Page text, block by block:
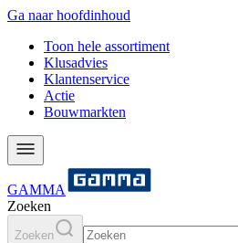
Ga naar hoofdinhoud
Toon hele assortiment
Klusadvies
Klantenservice
Actie
Bouwmarkten
GAMMA
Zoeken
Zoeken